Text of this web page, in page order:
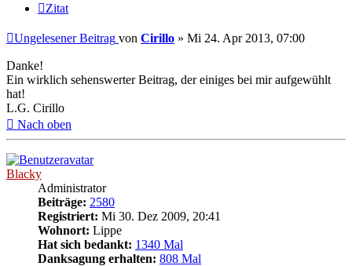
Zitat
Ungelesener Beitrag von Cirillo » Mi 24. Apr 2013, 07:00
Danke!
Ein wirklich sehenswerter Beitrag, der einiges bei mir aufgewühlt
hat!
L.G. Cirillo
Nach oben
Blacky
Administrator
Beiträge: 2580
Registriert: Mi 30. Dez 2009, 20:41
Wohnort: Lippe
Hat sich bedankt: 1340 Mal
Danksagung erhalten: 808 Mal